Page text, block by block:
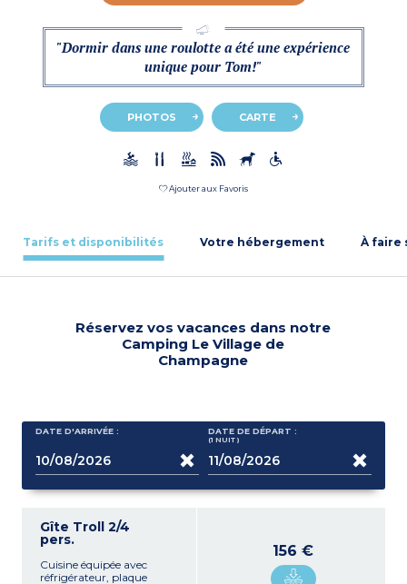
"Dormir dans une roulotte a été une expérience
unique pour Tom!"
PHOTOS CARTE
Ajouter aux Favoris
Tarifs et disponibilités Votre hébergement À faire
Réservez vos vacances dans notre
Camping Le Village de
Champagne
DATE D'ARRIVÉE : DATE DE DÉPART :
(1 NUIT )
Gîte Troll 2/4
pers.
Cuisine équipée avec
réfrigérateur, plaque
156 €